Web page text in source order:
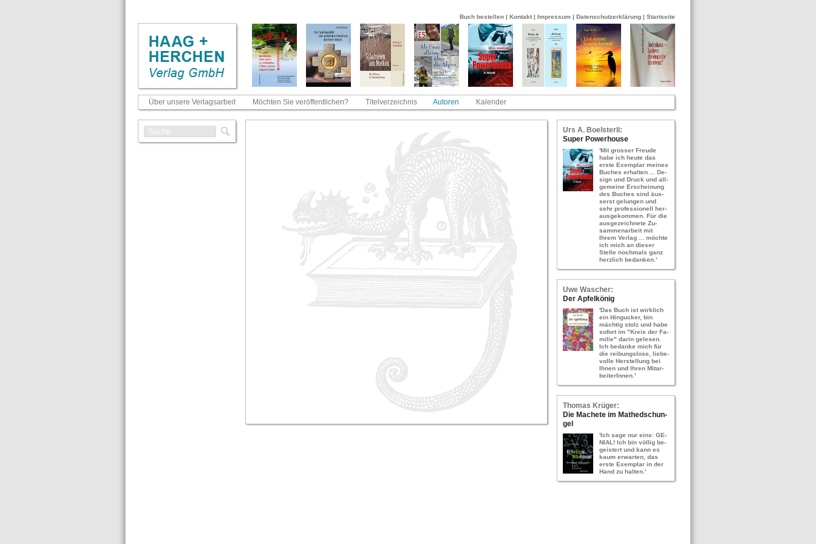
Buch bestellen | Kontakt | Impressum | Datenschutzerklärung | Startseite
Über unsere Verlagsarbeit Möchten Sie veröffentlichen? Titelverzeichnis Autoren Kalender
Urs A. Bo­els­ter­li:
Super Power­hou­se
'Mit gros­ser Freu­de
habe ich heute das
erste Ex­em­plar mei­nes
Bu­ches er­hal­ten ... De­
sign und Druck und all­
ge­mei­ne Er­schei­nung
des Bu­ches sind äus­
serst ge­lun­gen und
sehr pro­fes­sio­nell her­
aus­ge­kom­men. Für die
aus­ge­zeich­ne­te Zu­
sam­men­ar­beit mit
Ihrem Ver­lag ... möch­te
ich mich an die­ser
Stel­le noch­mals ganz
herz­lich be­dan­ken.'
Uwe Wa­scher:
Der Ap­fel­kö­nig
'Das Buch ist wirk­lich
ein Hin­gu­cker, bin
mäch­tig stolz und habe
so­fort im "Kreis der Fa­
mi­lie" darin ge­le­sen.
Ich be­dan­ke mich für
die rei­bungs­lo­se, lie­be­
vol­le Her­stel­lung bei
Ihnen und Ihren Mit­ar­
bei­te­rIn­nen.'
Tho­mas Krü­ger:
Die Ma­che­te im Ma­thed­schun­
gel
'Ich sage nur eins: GE­
NI­AL! Ich bin völ­lig be­
geis­tert und kann es
kaum er­war­ten, das
erste Ex­em­plar in der
Hand zu hal­ten.'